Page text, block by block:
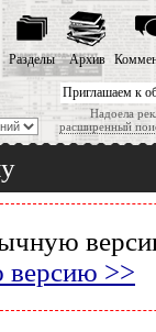
Приглашаем к
Надоела
расширенный
Разделы Архив
версию >>